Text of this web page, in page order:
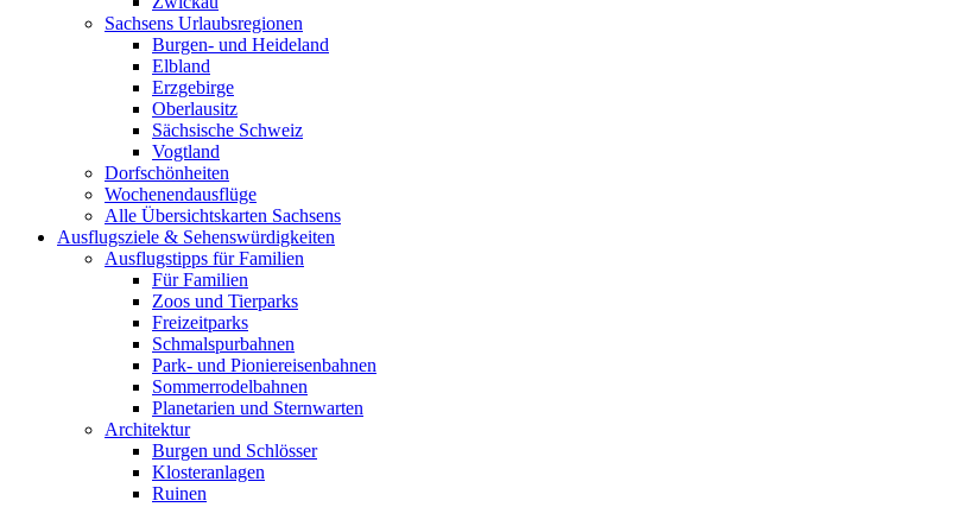
Sachsens Urlaubsregionen
Burgen- und Heideland
Elbland
Erzgebirge
Oberlausitz
Sächsische Schweiz
Vogtland
Dorfschönheiten
Wochenendausflüge
Alle Übersichtskarten Sachsens
Ausflugsziele & Sehenswürdigkeiten
Ausflugstipps für Familien
Für Familien
Zoos und Tierparks
Freizeitparks
Schmalspurbahnen
Park- und Pioniereisenbahnen
Sommerrodelbahnen
Planetarien und Sternwarten
Architektur
Burgen und Schlösser
Klosteranlagen
Ruinen